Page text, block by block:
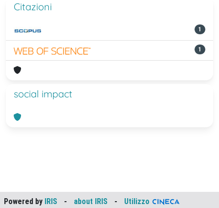
Citazioni
1
1
social impact
Powered by IRIS - about IRIS -
Utilizzo